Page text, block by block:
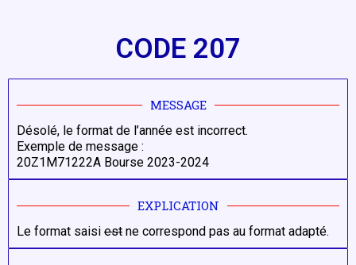
CODE 207
MESSAGE
Désolé, le format de l’année est incorrect.
Exemple de message :
20Z1M71222A Bourse 2023-2024
EXPLICATION
Le format saisi est ne correspond pas au format adapté.